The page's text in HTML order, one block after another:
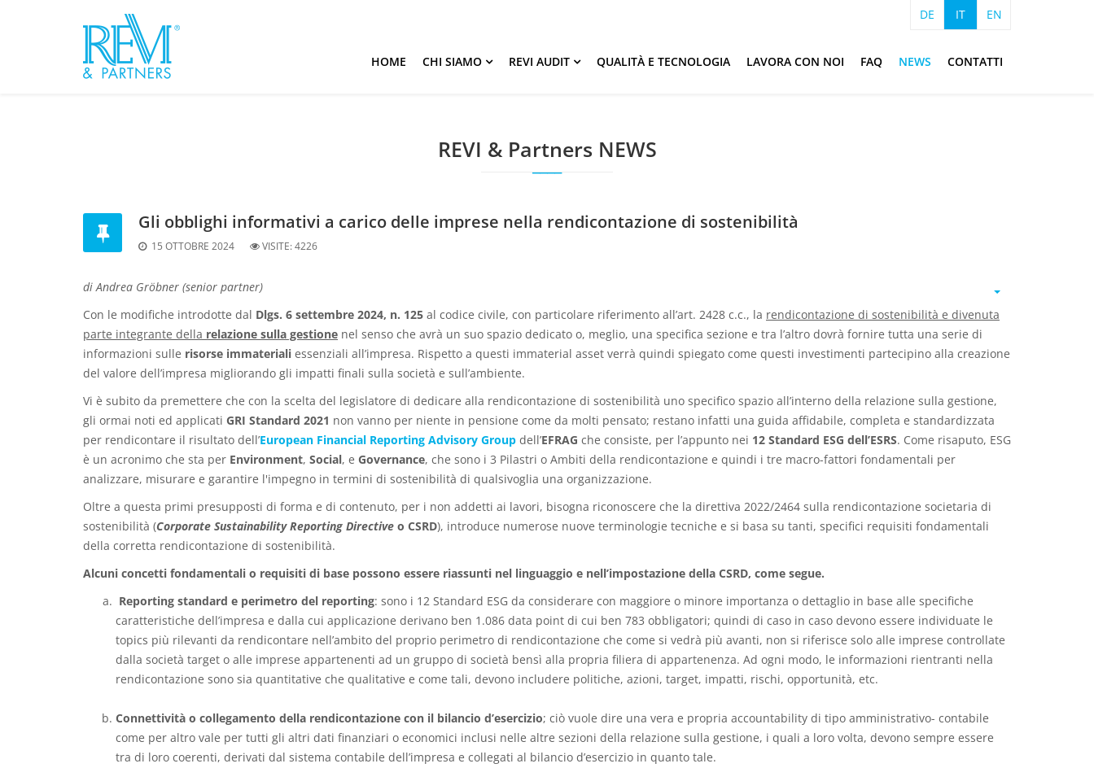
DE IT EN
HOME CHI SIAMO REVI AUDIT QUALITÀ E TECNOLOGIA LAVORA CON NOI FAQ NEWS CONTATTI
REVI & Partners NEWS
Gli obblighi informativi a carico delle imprese nella rendicontazione di sostenibilità
15 OTTOBRE 2024 VISITE:4226
di Andrea Gröbner (senior partner)
Con le modifiche introdotte dal Dlgs. 6 settembre 2024, n. 125 al codice civile, con particolare riferimento all’art. 2428 c.c., la rendicontazione di sostenibilità e divenuta
parte integrante della relazione sulla gestione nel senso che avrà un suo spazio dedicato o, meglio, una specifica sezione e tra l’altro dovrà fornire tutta una serie di
informazioni sulle risorse immateriali essenziali all’impresa. Rispetto a questi immaterial asset verrà quindi spiegato come questi investimenti partecipino alla creazione
del valore dell’impresa migliorando gli impatti finali sulla società e sull’ambiente.
Vi è subito da premettere che con la scelta del legislatore di dedicare alla rendicontazione di sostenibilità uno specifico spazio all’interno della relazione sulla gestione,
gli ormai noti ed applicati GRI Standard 2021 non vanno per niente in pensione come da molti pensato; restano infatti una guida affidabile, completa e standardizzata
per rendicontare il risultato dell’European Financial Reporting Advisory Group dell’EFRAG che consiste, per l’appunto nei 12 Standard ESG dell’ESRS. Come risaputo, ESG
è un acronimo che sta per Environment, Social, e Governance, che sono i 3 Pilastri o Ambiti della rendicontazione e quindi i tre macro-fattori fondamentali per
analizzare, misurare e garantire l'impegno in termini di sostenibilità di qualsivoglia una organizzazione.
Oltre a questa primi presupposti di forma e di contenuto, per i non addetti ai lavori, bisogna riconoscere che la direttiva 2022/2464 sulla rendicontazione societaria di
sostenibilità (Corporate Sustainability Reporting Directive o CSRD), introduce numerose nuove terminologie tecniche e si basa su tanti, specifici requisiti fondamentali
della corretta rendicontazione di sostenibilità.
Alcuni concetti fondamentali o requisiti di base possono essere riassunti nel linguaggio e nell’impostazione della CSRD, come segue.
Reporting standard e perimetro del reporting: sono i 12 Standard ESG da considerare con maggiore o minore importanza o dettaglio in base alle specifiche
caratteristiche dell’impresa e dalla cui applicazione derivano ben 1.086 data point di cui ben 783 obbligatori; quindi di caso in caso devono essere individuate le
topics più rilevanti da rendicontare nell’ambito del proprio perimetro di rendicontazione che come si vedrà più avanti, non si riferisce solo alle imprese controllate
dalla società target o alle imprese appartenenti ad un gruppo di società bensì alla propria filiera di appartenenza. Ad ogni modo, le informazioni rientranti nella
rendicontazione sono sia quantitative che qualitative e come tali, devono includere politiche, azioni, target, impatti, rischi, opportunità, etc.
Connettività o collegamento della rendicontazione con il bilancio d’esercizio; ciò vuole dire una vera e propria accountability di tipo amministrativo- contabile
come per altro vale per tutti gli altri dati finanziari o economici inclusi nelle altre sezioni della relazione sulla gestione, i quali a loro volta, devono sempre essere
tra di loro coerenti, derivati dal sistema contabile dell’impresa e collegati al bilancio d’esercizio in quanto tale.